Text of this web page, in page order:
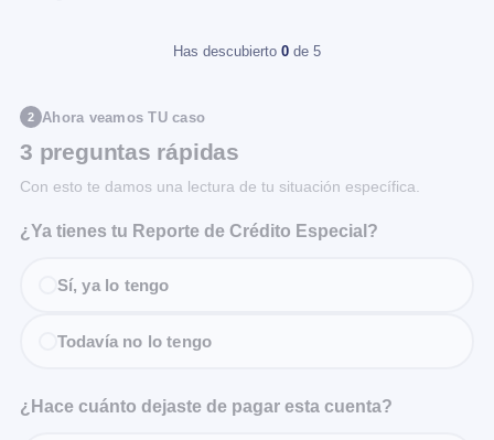
Has descubierto 0 de 5
2 Ahora veamos TU caso
3 preguntas rápidas
Con esto te damos una lectura de tu situación específica.
¿Ya tienes tu Reporte de Crédito Especial?
Sí, ya lo tengo
Todavía no lo tengo
¿Hace cuánto dejaste de pagar esta cuenta?